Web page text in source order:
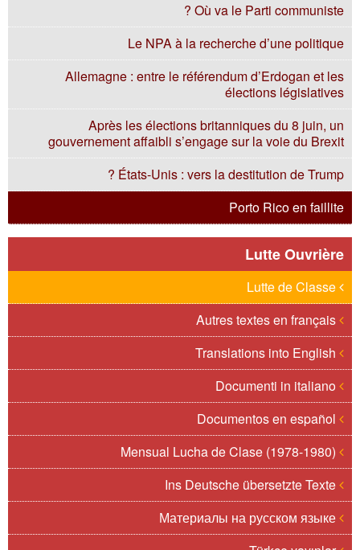
Où va le Parti communiste ?
Le NPA à la recherche d’une politique
Allemagne : entre le référendum d’Erdogan et les
élections législatives
Après les élections britanniques du 8 juin, un
gouvernement affaibli s’engage sur la voie du Brexit
États-Unis : vers la destitution de Trump ?
Porto Rico en faillite
Lutte Ouvrière